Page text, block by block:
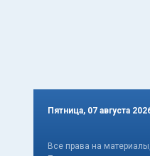
Пятница, 07 августа
Все права на